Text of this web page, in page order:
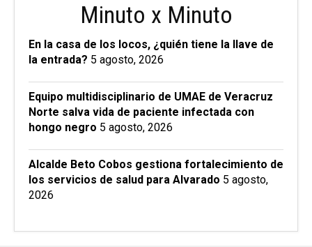
Minuto x Minuto
En la casa de los locos, ¿quién tiene la llave de
la entrada? 5 agosto, 2026
Equipo multidisciplinario de UMAE de Veracruz
Norte salva vida de paciente infectada con
hongo negro 5 agosto, 2026
Alcalde Beto Cobos gestiona fortalecimiento de
los servicios de salud para Alvarado 5 agosto,
2026